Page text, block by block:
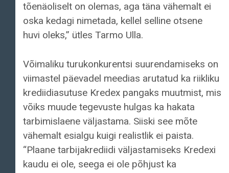
tõenäoliselt on olemas, aga täna vähemalt ei
oska kedagi nimetada, kellel selline otsene
huvi oleks,” ütles Tarmo Ulla.
Võimaliku turukonkurentsi suurendamiseks on
viimastel päevadel meedias arutatud ka riikliku
krediidiasutuse Kredex pangaks muutmist, mis
võiks muude tegevuste hulgas ka hakata
tarbimislaene väljastama. Siiski see mõte
vähemalt esialgu kuigi realistlik ei paista.
“Plaane tarbijakrediidi väljastamiseks Kredexi
kaudu ei ole, seega ei ole põhjust ka